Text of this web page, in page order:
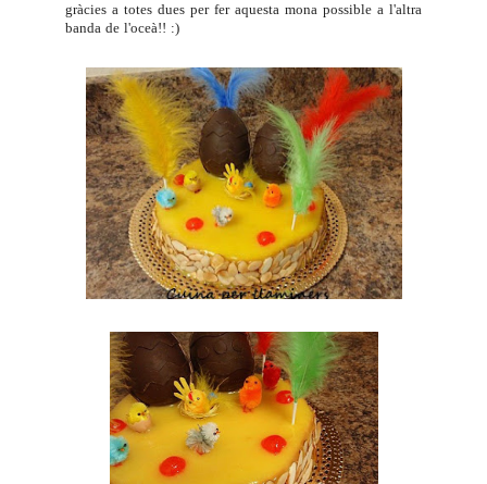
gràcies a totes dues per fer aquesta mona possible a l'altra
banda de l'oceà!! :)